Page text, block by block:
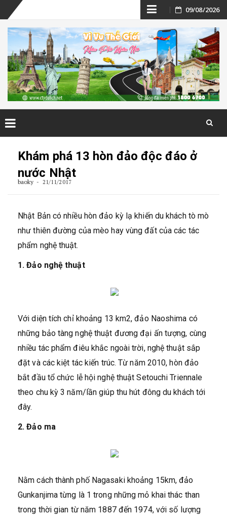
Skip
to
content
09/08/2026
Khám phá 13 hòn đảo độc đáo ở
nước Nhật
baoky 21/11/2017
Nhật Bản có nhiều hòn đảo kỳ lạ khiến du khách tò mò
như thiên đường của mèo hay vùng đất của các tác
phẩm nghệ thuật.
1. Đảo nghệ thuật
Với diện tích chỉ khoảng 13 km2, đảo Naoshima có
những bảo tàng nghệ thuật đương đại ấn tượng, cùng
nhiều tác phẩm điêu khắc ngoài trời, nghệ thuật sắp
đặt và các kiệt tác kiến trúc. Từ năm 2010, hòn đảo
bắt đầu tổ chức lễ hội nghệ thuật Setouchi Triennale
theo chu kỳ 3 năm/lần giúp thu hút đông du khách tới
đây.
2. Đảo ma
Nằm cách thành phố Nagasaki khoảng 15km, đảo
Gunkanjima từng là 1 trong những mỏ khai thác than
trong thời gian từ năm 1887 đến 1974, với số lượng